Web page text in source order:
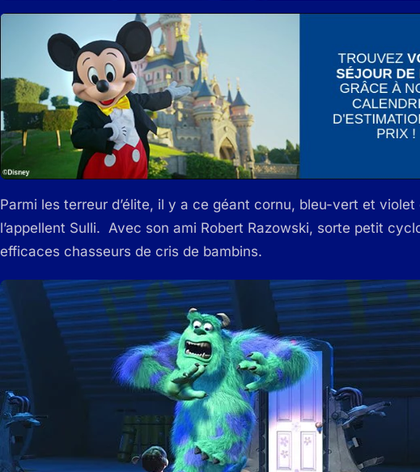
Parmi les terreur d’élite, il y a ce géant cornu, bleu-vert et
l’appellent Sulli. Avec son ami Robert Razowski, sorte petit
efficaces chasseurs de cris de bambins.